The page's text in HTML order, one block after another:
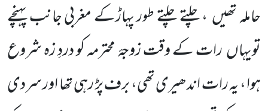
حاملہ تھیں ، چلتے چلتے طور پہاڑکے مغربی جانب پہنچے
تویہاں رات کے وقت زوجۂ محترمہ کو دردِ زہ شروع
ہوا ، یہ رات اندھیری تھی، برف پڑ رہی تھا اور سردی